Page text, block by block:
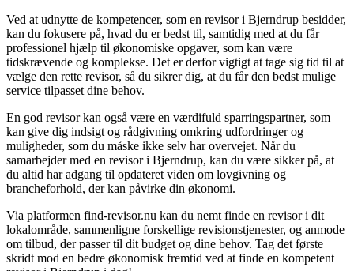
Ved at udnytte de kompetencer, som en revisor i Bjerndrup besidder,
kan du fokusere på, hvad du er bedst til, samtidig med at du får
professionel hjælp til økonomiske opgaver, som kan være
tidskrævende og komplekse. Det er derfor vigtigt at tage sig tid til at
vælge den rette revisor, så du sikrer dig, at du får den bedst mulige
service tilpasset dine behov.
En god revisor kan også være en værdifuld sparringspartner, som
kan give dig indsigt og rådgivning omkring udfordringer og
muligheder, som du måske ikke selv har overvejet. Når du
samarbejder med en revisor i Bjerndrup, kan du være sikker på, at
du altid har adgang til opdateret viden om lovgivning og
brancheforhold, der kan påvirke din økonomi.
Via platformen find-revisor.nu kan du nemt finde en revisor i dit
lokalområde, sammenligne forskellige revisionstjenester, og anmode
om tilbud, der passer til dit budget og dine behov. Tag det første
skridt mod en bedre økonomisk fremtid ved at finde en kompetent